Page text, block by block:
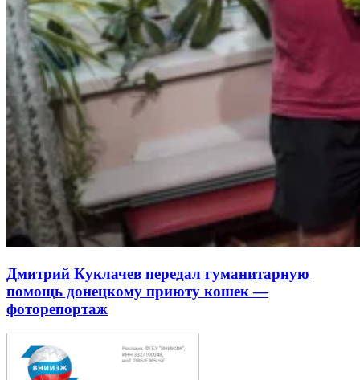
Дмитрий Куклачев передал гуманитарную
помощь донецкому приюту кошек —
фоторепортаж